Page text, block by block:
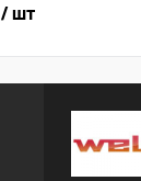
/ шт